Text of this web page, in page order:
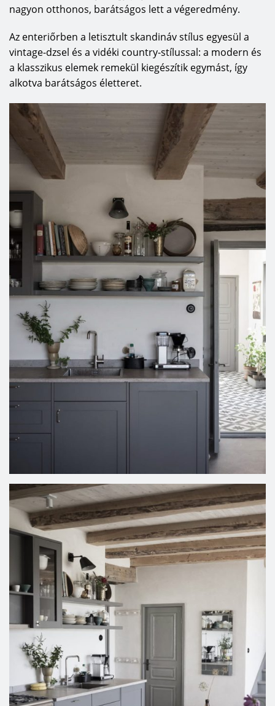
nagyon otthonos, barátságos lett a végeredmény.
Az enteriőrben a letisztult skandináv stílus egyesül a
vintage-dzsel és a vidéki country-stílussal: a modern és
a klasszikus elemek remekül kiegészítik egymást, így
alkotva barátságos életteret.